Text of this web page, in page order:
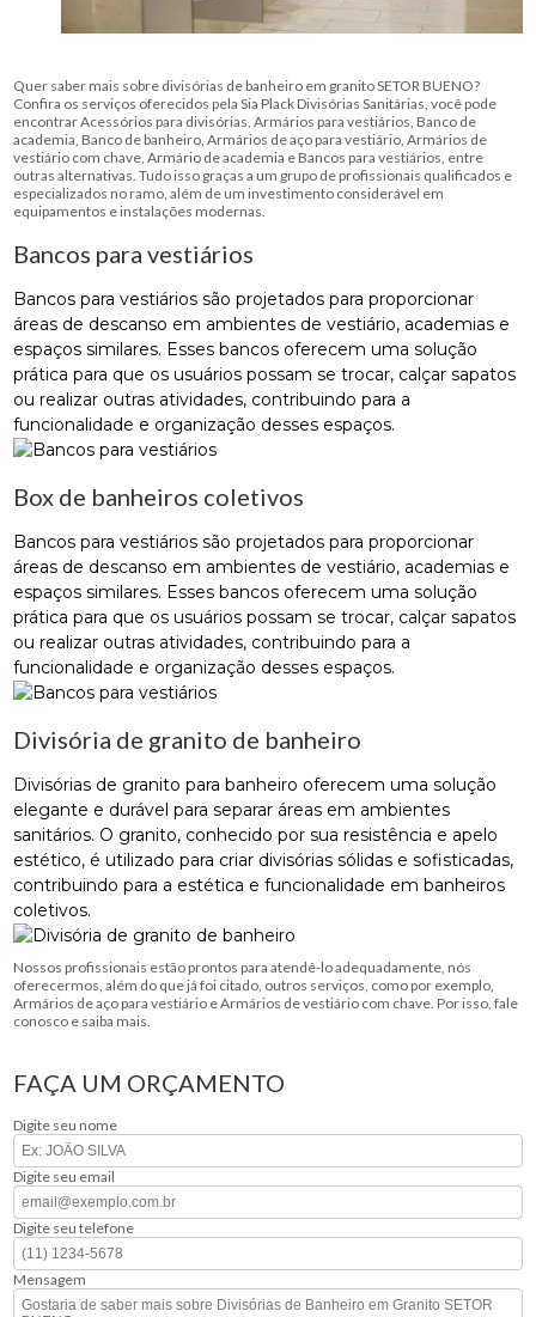
Quer saber mais sobre divisórias de banheiro em granito SETOR BUENO?
Confira os serviços oferecidos pela Sia Plack Divisórias Sanitárias, você pode
encontrar Acessórios para divisórias, Armários para vestiários, Banco de
academia, Banco de banheiro, Armários de aço para vestiário, Armários de
vestiário com chave, Armário de academia e Bancos para vestiários, entre
outras alternativas. Tudo isso graças a um grupo de profissionais qualificados e
especializados no ramo, além de um investimento considerável em
equipamentos e instalações modernas.
Bancos para vestiários
Bancos para vestiários são projetados para proporcionar
áreas de descanso em ambientes de vestiário, academias e
espaços similares. Esses bancos oferecem uma solução
prática para que os usuários possam se trocar, calçar sapatos
ou realizar outras atividades, contribuindo para a
funcionalidade e organização desses espaços.
Box de banheiros coletivos
Bancos para vestiários são projetados para proporcionar
áreas de descanso em ambientes de vestiário, academias e
espaços similares. Esses bancos oferecem uma solução
prática para que os usuários possam se trocar, calçar sapatos
ou realizar outras atividades, contribuindo para a
funcionalidade e organização desses espaços.
Divisória de granito de banheiro
Divisórias de granito para banheiro oferecem uma solução
elegante e durável para separar áreas em ambientes
sanitários. O granito, conhecido por sua resistência e apelo
estético, é utilizado para criar divisórias sólidas e sofisticadas,
contribuindo para a estética e funcionalidade em banheiros
coletivos.
Nossos profissionais estão prontos para atendê-lo adequadamente, nós
oferecermos, além do que já foi citado, outros serviços, como por exemplo,
Armários de aço para vestiário e Armários de vestiário com chave. Por isso, fale
conosco e saiba mais.
FAÇA UM ORÇAMENTO
Digite seu nome
Digite seu email
Digite seu telefone
Mensagem